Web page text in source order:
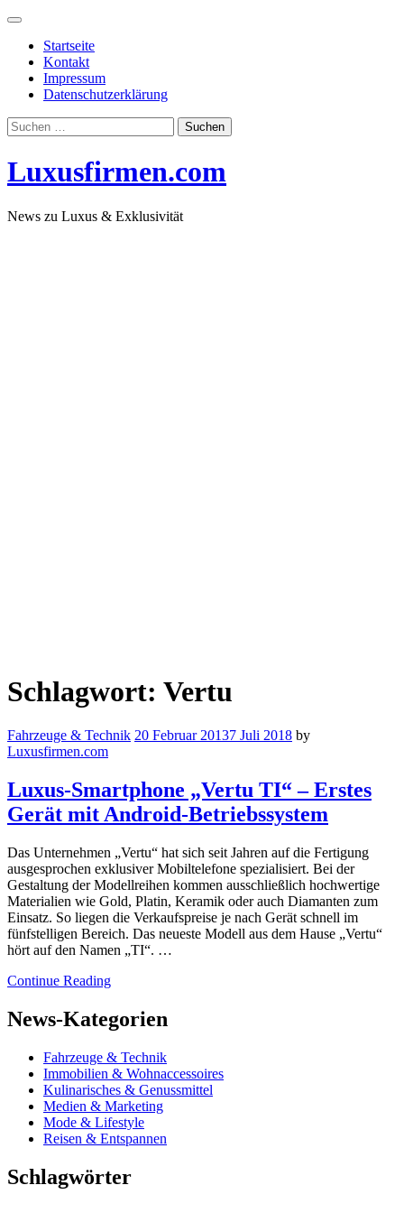
Skip
contentStartseite
Kontakt
Impressum
Datenschutzerklärung
Suchen
nach:
Luxusfirmen.com
News zu Luxus & Exklusivität
Schlagwort: Vertu
Fahrzeuge & Technik 20 Februar 20137 Juli 2018 by
Luxusfirmen.com
Luxus-Smartphone „Vertu TI“ – Erstes
Gerät mit Android-Betriebssystem
Das Unternehmen „Vertu“ hat sich seit Jahren auf die Fertigung
ausgesprochen exklusiver Mobiltelefone spezialisiert. Bei der
Gestaltung der Modellreihen kommen ausschließlich hochwertige
Materialien wie Gold, Platin, Keramik oder auch Diamanten zum
Einsatz. So liegen die Verkaufspreise je nach Gerät schnell im
fünfstelligen Bereich. Das neueste Modell aus dem Hause „Vertu“
hört auf den Namen „TI“. …
Continue Reading
News-Kategorien
Fahrzeuge & Technik
Immobilien & Wohnaccessoires
Kulinarisches & Genussmittel
Medien & Marketing
Mode & Lifestyle
Reisen & Entspannen
Schlagwörter